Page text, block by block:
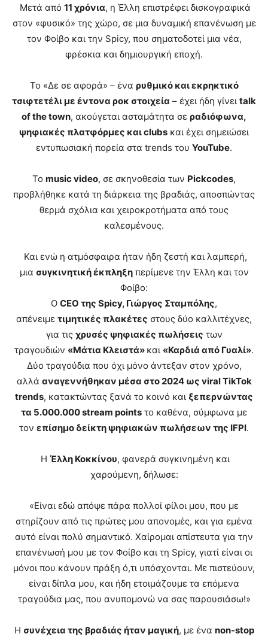
Μετά από 11 χρόνια, η Έλλη επιστρέφει δισκογραφικά
στον «φυσικό» της χώρο, σε μια δυναμική επανένωση με
τον Φοίβο και την Spicy, που σηματοδοτεί μια νέα,
φρέσκια και δημιουργική εποχή.
Το «Δε σε αφορά» – ένα ρυθμικό και εκρηκτικό
τσιφτετέλι με έντονα ροκ στοιχεία – έχει ήδη γίνει talk
of the town, ακούγεται ασταμάτητα σε ραδιόφωνα,
ψηφιακές πλατφόρμες και clubs και έχει σημειώσει
εντυπωσιακή πορεία στα trends του YouTube.
Το music video, σε σκηνοθεσία των Pickcodes,
προβλήθηκε κατά τη διάρκεια της βραδιάς, αποσπώντας
θερμά σχόλια και χειροκροτήματα από τους
καλεσμένους.
Και ενώ η ατμόσφαιρα ήταν ήδη ζεστή και λαμπερή,
μια συγκινητική έκπληξηπερίμενε την Έλλη και τον
Φοίβο:
Ο CEO της Spicy, Γιώργος Σταμπόλης,
απένειμε τιμητικές πλακέτες στους δύο καλλιτέχνες,
για τις χρυσές ψηφιακές πωλήσεις των
τραγουδιών «Μάτια Κλειστά» και «Καρδιά από Γυαλί».
Δύο τραγούδια που όχι μόνο άντεξαν στον χρόνο,
αλλά αναγεννήθηκαν μέσα στο 2024 ως viral TikTok
trends, κατακτώντας ξανά το κοινό και ξεπερνώντας
τα 5.000.000 stream points το καθένα, σύμφωνα με
τον επίσημο δείκτη ψηφιακών πωλήσεων της IFPI.
Η Έλλη Κοκκίνου, φανερά συγκινημένη και
χαρούμενη, δήλωσε:
«Είναι εδώ απόψε πάρα πολλοί φίλοι μου, που με
στηρίζουν από τις πρώτες μου απονομές, και για εμένα
αυτό είναι πολύ σημαντικό. Χαίρομαι απίστευτα για την
επανένωσή μου με τον Φοίβο και τη Spicy, γιατί είναι οι
μόνοι που κάνουν πράξη ό,τι υπόσχονται. Με πιστεύουν,
είναι δίπλα μου, και ήδη ετοιμάζουμε τα επόμενα
τραγούδια μας, που ανυπομονώ να σας παρουσιάσω!»
Η συνέχεια της βραδιάς ήταν μαγική, με ένα non-stop